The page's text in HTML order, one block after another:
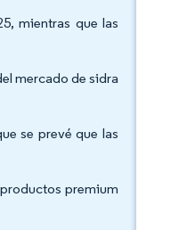
mientras que las
mercado de sidra
se prevé que las
premium